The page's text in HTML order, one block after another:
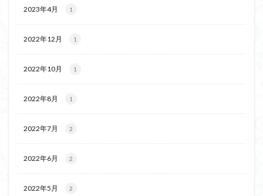
2023年4月 1
2022年12月 1
2022年10月 1
2022年8月 1
2022年7月 2
2022年6月 2
2022年5月 2